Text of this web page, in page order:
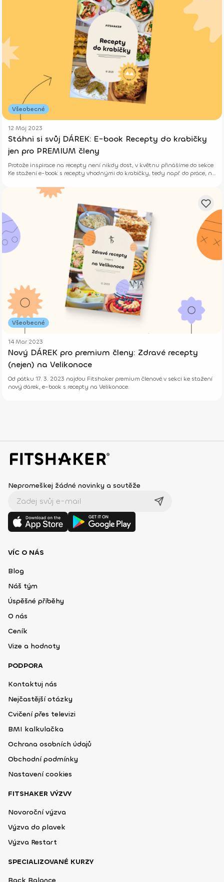
Všeobecné
12 Máj 2023
Stáhni si svůj DÁREK: E-book Recepty do krabičky
jen pro PREMIUM členy
Protože inspirace na recepty není nikdy dost, v květnu přinášíme do sekce
Ke stažení e-book s recepty vhodnými do krabičky, tedy např. do práce, na
Všeobecné
14 Mar 2023
Nový DÁREK pro premium členy: Zdravé recepty
(nejen) na Velikonoce
Od pátku 17. 3. 2023 najdou Fitshaker premium členové v sekci ke stažení
nový dárek, e-book s recepty na Velikonoce.
Nepromeškej žádné novinky a soutěže
VÍC O NÁS
Blog
Náš tým
Úspěšné příběhy
O nás
Ceník
Vize a hodnoty
PODPORA
Kontaktuj nás
Nejčastější otázky
Cvičení přes televizi
BMI kalkulačka
Ochrana osobních údajů
Obchodní podmínky
Nastavení cookies
FITSHAKER VÝZVY
Novoroční výzva
Výzva do plavek
Výzva Restart
SPECIALIZOVANÉ KURZY